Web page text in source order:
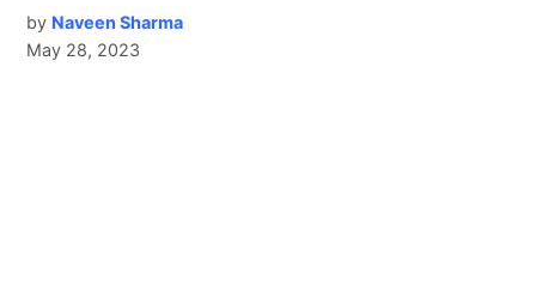
by Naveen Sharma
May 28, 2023